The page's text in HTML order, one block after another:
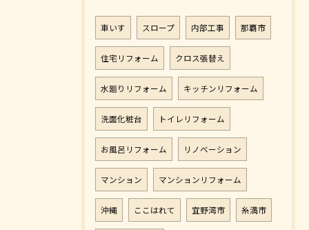
車いす スロープ 内部工事 那覇市
住宅リフォーム クロス張替え
水廻りリフォーム キッチンリフォーム
洗面化粧台 トイレリフォーム
お風呂リフォーム リノベーション
マンション マンションリフォーム
沖縄 ここはれて 宜野湾市 糸満市